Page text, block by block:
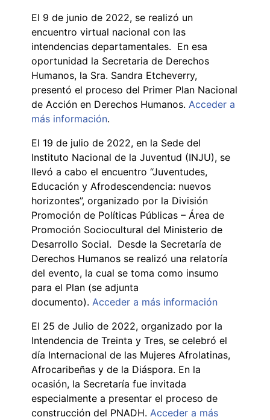
El 9 de junio de 2022, se realizó un
encuentro virtual nacional con las
intendencias departamentales. En esa
oportunidad la Secretaria de Derechos
Humanos, la Sra. Sandra Etcheverry,
presentó el proceso del Primer Plan Nacional
de Acción en Derechos Humanos. Acceder a
más información.
El 19 de julio de 2022, en la Sede del
Instituto Nacional de la Juventud (INJU), se
llevó a cabo el encuentro “Juventudes,
Educación y Afrodescendencia: nuevos
horizontes”, organizado por la División
Promoción de Políticas Públicas – Área de
Promoción Sociocultural del Ministerio de
Desarrollo Social. Desde la Secretaría de
Derechos Humanos se realizó una relatoría
del evento, la cual se toma como insumo
para el Plan (se adjunta
documento). Acceder a más información
El 25 de Julio de 2022, organizado por la
Intendencia de Treinta y Tres, se celebró el
día Internacional de las Mujeres Afrolatinas,
Afrocaribeñas y de la Diáspora. En la
ocasión, la Secretaría fue invitada
especialmente a presentar el proceso de
construcción del PNADH. Acceder a más